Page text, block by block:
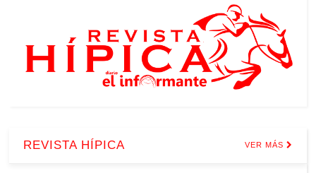
REVISTA HÍPICA VER MÁS